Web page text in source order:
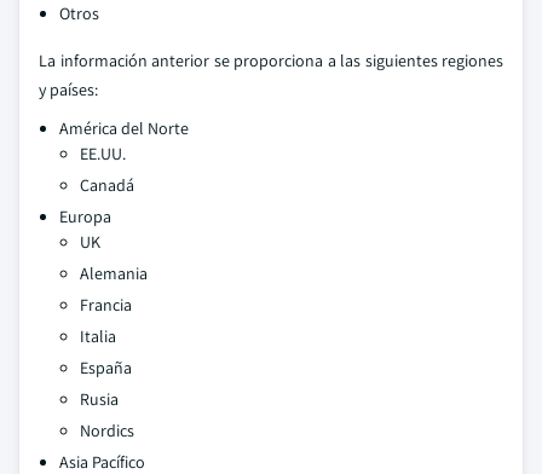
Otros
La información anterior se proporciona a las siguientes regiones
y países:
América del Norte
EE.UU.
Canadá
Europa
UK
Alemania
Francia
Italia
España
Rusia
Nordics
Asia Pacífico